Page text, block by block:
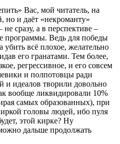
Вас, мой читатель, на
но и даёт «некроманту»
сразу, а в перспективе –
программы. Ведь для победы
убить всё плохое, желательно
его гранатами. Тем более,
регрессивное, и его совсем
и полпотовцы ради
и идеалов творили довольно
вообще ликвидировали 10%
самых образованных), при
головы людей, ибо пуля
этой кирке? Ну
дальше продолжать